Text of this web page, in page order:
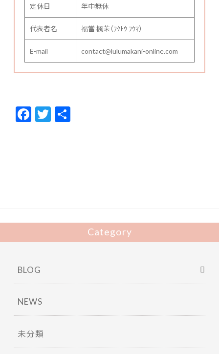
定休日 年中無休
代表者名 福當 楓茉（ﾌｸﾄｳ ﾌｳﾏ）
E-mail contact@lulumakani-online.com
F
ac
T
w
Category
BLOG
NEWS
未分類